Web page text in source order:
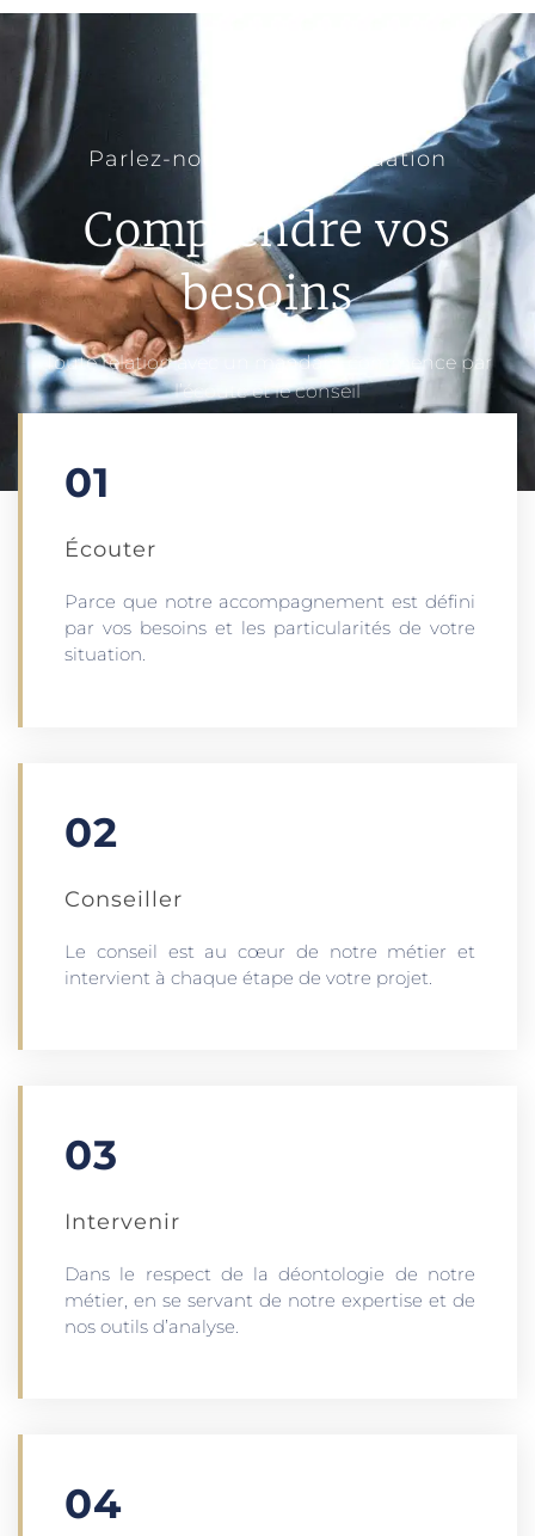
Parlez-nous de votre situation
Comprendre vos
besoins
Toute relation avec un mandant commence par
l’écoute et le conseil
01
Écouter​
Parce que notre accompagnement est défini
par vos besoins et les particularités de votre
situation.
02
Conseiller
Le conseil est au cœur de notre métier et
intervient à chaque étape de votre projet.
03
Intervenir
Dans le respect de la déontologie de notre
métier, en se servant de notre expertise et de
nos outils d’analyse.
04